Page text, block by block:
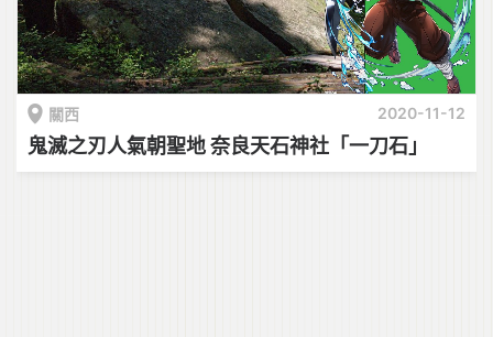
東瀛特集
旅遊商品
Search
for:
關西 2020-11-12
鬼滅之刃人氣朝聖地 奈良天石神社「一刀石」